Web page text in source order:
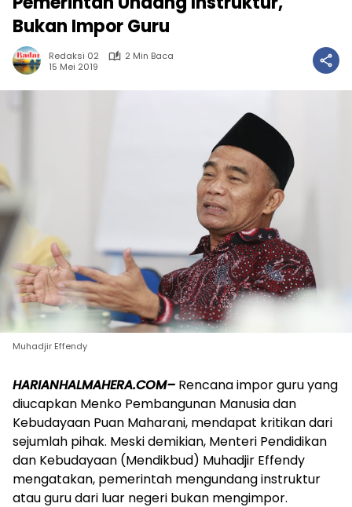
Bukan Impor Guru
Redaksi 02
2 Min Baca
15 Mei 2019
Muhadjir Effendy
HARIANHALMAHERA.COM– Rencana impor guru yang
diucapkan Menko Pembangunan Manusia dan
Kebudayaan Puan Maharani, mendapat kritikan dari
sejumlah pihak. Meski demikian, Menteri Pendidikan
dan Kebudayaan (Mendikbud) Muhadjir Effendy
mengatakan, pemerintah mengundang instruktur
atau guru dari luar negeri bukan mengimpor.